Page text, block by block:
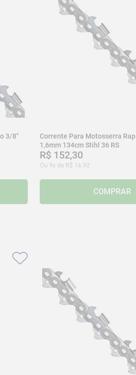
3/8"
Corrente Para Motosserra
1,6mm 134cm Stihl 36 RS
R$ 152,30
Ou 9x de R$ 16 92
COMPRAR